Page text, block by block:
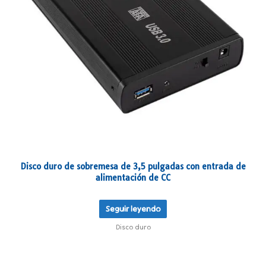
Disco duro de sobremesa de 3,5 pulgadas con entrada de
alimentación de CC
Seguir leyendo
Disco duro